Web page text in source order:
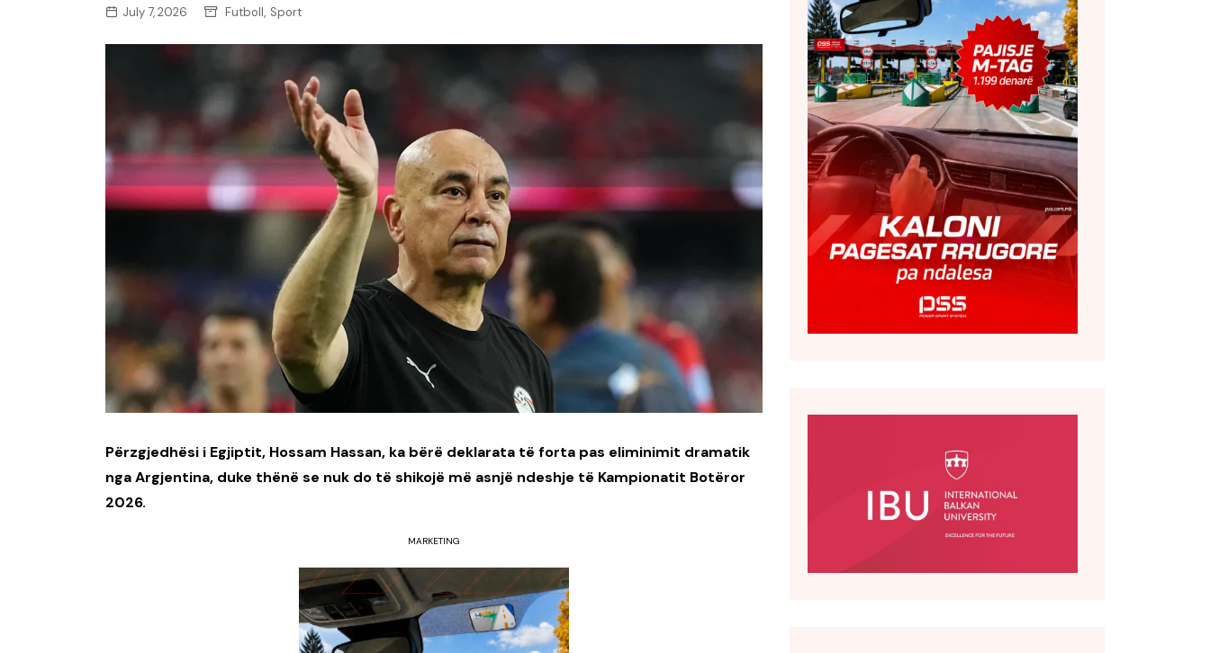
BOTË
LIGJERATE FETARE
PARADITE ME NE
PIKËPAMJE
RECETA E DITES
RETRO JAVORE
July 7, 2026 Futboll, Sport
Përzgjedhësi i Egjiptit, Hossam Hassan, ka bërë deklarata të forta pas eliminimit dramatik
nga Argjentina, duke thënë se nuk do të shikojë më asnjë ndeshje të Kampionatit Botëror
2026.
MARKETING